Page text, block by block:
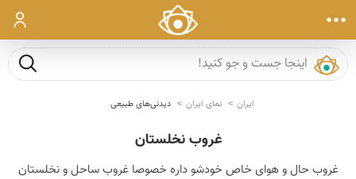
ورود
جست و
ایران نمای ایران دیدنی‌های طبیعی
غروب نخلستان
غروب حال و هوای خاص خودشو داره خصوصا غروب ساحل و نخلستان